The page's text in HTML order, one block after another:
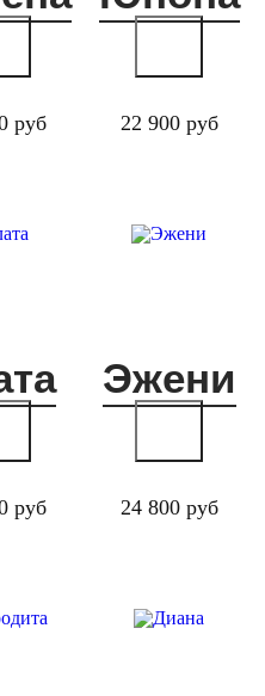
руб 22 900 руб
руб 24 800 руб
Эжени